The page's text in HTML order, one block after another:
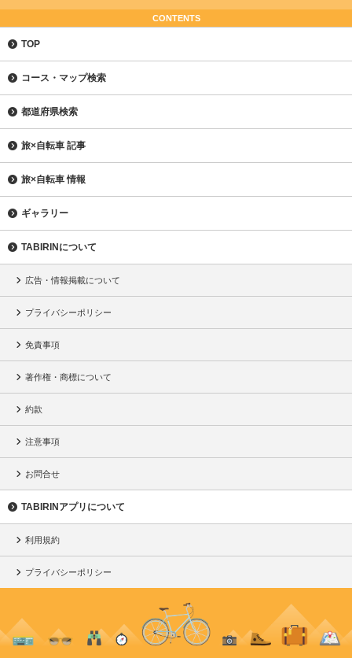
CONTENTS
TOP
コース・マップ検索
都道府県検索
旅×自転車 記事
旅×自転車 情報
ギャラリー
TABIRINについて
広告・情報掲載について
プライバシーポリシー
免責事項
著作権・商標について
約款
注意事項
お問合せ
TABIRINアプリについて
利用規約
プライバシーポリシー